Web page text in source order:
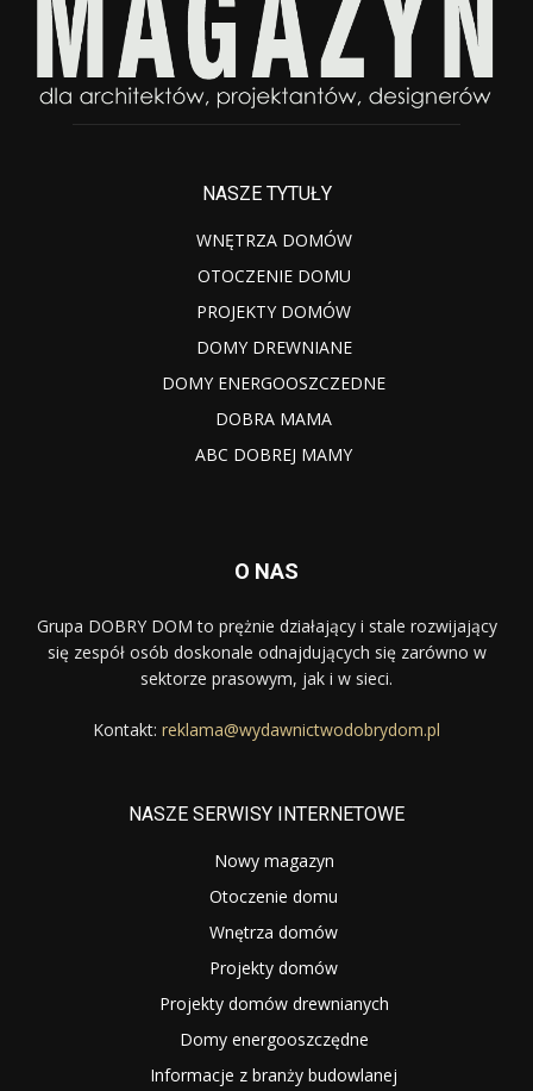
NASZE TYTUŁY
WNĘTRZA DOMÓW
OTOCZENIE DOMU
PROJEKTY DOMÓW
DOMY DREWNIANE
DOMY ENERGOOSZCZEDNE
DOBRA MAMA
ABC DOBREJ MAMY
O NAS
Grupa DOBRY DOM to prężnie działający i stale rozwijający
się zespół osób doskonale odnajdujących się zarówno w
sektorze prasowym, jak i w sieci.
Kontakt: reklama@wydawnictwodobrydom.pl
NASZE SERWISY INTERNETOWE
Nowy magazyn
Otoczenie domu
Wnętrza domów
Projekty domów
Projekty domów drewnianych
Domy energooszczędne
Informacje z branży budowlanej